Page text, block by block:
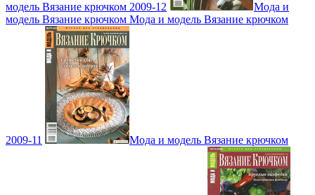
модель Вязание крючком 2009-12
Мода и
модель Вязание крючком Мода и модель Вязание крючком
2009-11 Мода и модель Вязание крючком